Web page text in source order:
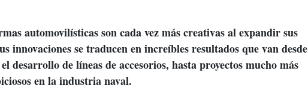
automovilísticas son cada vez más creativas al expandir sus
innovaciones se traducen en increíbles resultados que van desde
desarrollo de líneas de accesorios, hasta proyectos mucho más
en la industria naval.